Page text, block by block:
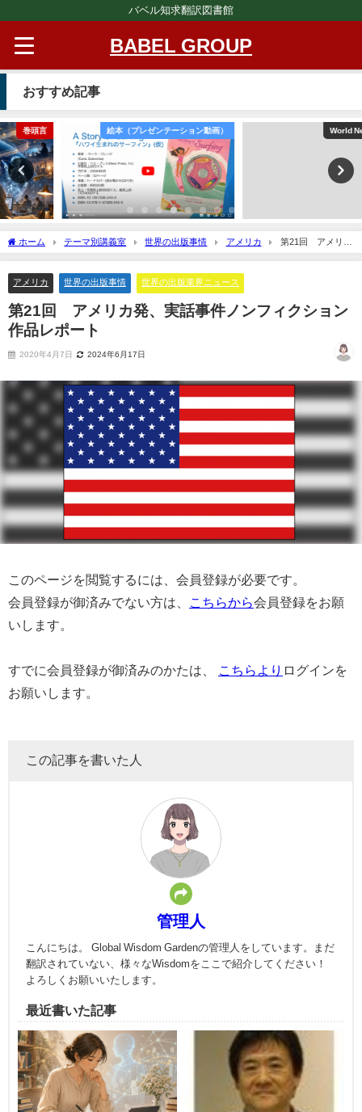
バベル知求翻訳図書館
BABEL GROUP
おすすめ記事
絵本（プレゼンテーション動画） World News insights
ホーム テーマ別講義室 世界の出版事情 アメリカ
第21回 アメリカ
発、実話事件ノンフィクション作品レポート
アメリカ 世界の出版事情 世界の出版業界ニュース
第21回 アメリカ発、実話事件ノンフィクション
作品レポート
2020年4月7日 2024年6月17日
このページを閲覧するには、会員登録が必要です。
会員登録が御済みでない方は、
こちらから会員登録をお願
いします。
すでに会員登録が御済みのかたは、 こちらより ログインを
お願いします。
この記事を書いた人
管理人
こんにちは。 Global Wisdom Gardenの管理人をしています。まだ
翻訳されていない、様々なWisdomをここで紹介してください！
よろしくお願いいたします。
最近書いた記事